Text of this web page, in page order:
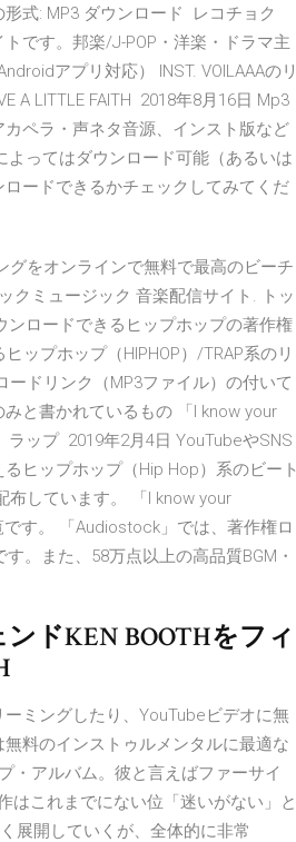
式: MP3 ダウンロード レコチョク
です。邦楽/J-POP・洋楽・ドラマ主
アプリ対応） INST. VOILAAAのリ
A LITTLE FAITH 2018年8月16日 Mp3
ペラ・声ネタ音源、インスト版など
よってはダウンロード可能（あるいは
ードできるかチェックしてみてくだ
をオンラインで無料で最高のビーチ
クミュージック 音楽配信サイト. トッ
ンロードできるヒップホップの著作権
ップホップ（HIPHOP）/TRAP系のリ
ドリンク（MP3ファイル）の付いて
と書かれているもの 「I know your
ップ 2019年2月4日 YouTubeやSNS
ヒップホップ（Hip Hop）系のビート
布しています。 「I know your
す。 「Audiostock」では、著作権ロ
。また、58万点以上の高品質BGM・
ドKEN BOOTHをフィ
ミングしたり、YouTubeビデオに無
料のインストゥルメンタルに最適な
・アルバム。彼と言えばファーサイ
はこれまでにない位「迷いがない」と
展開していくが、全体的に非常